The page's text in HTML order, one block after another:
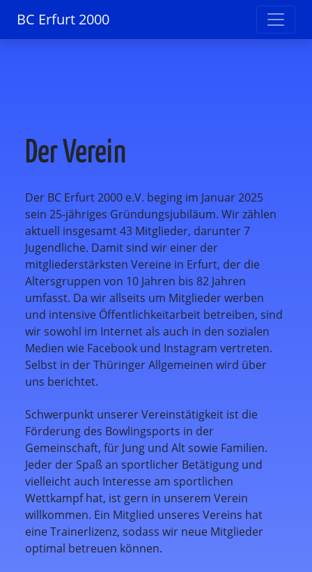
BC Erfurt 2000
Der Verein
Der BC Erfurt 2000 e.V. beging im Januar 2025
sein 25-jähriges Gründungsjubiläum. Wir zählen
aktuell insgesamt 43 Mitglieder, darunter 7
Jugendliche. Damit sind wir einer der
mitgliederstärksten Vereine in Erfurt, der die
Altersgruppen von 10 Jahren bis 82 Jahren
umfasst. Da wir allseits um Mitglieder werben
und intensive Öffentlichkeitarbeit betreiben, sind
wir sowohl im Internet als auch in den sozialen
Medien wie Facebook und Instagram vertreten.
Selbst in der Thüringer Allgemeinen wird über
uns berichtet.
Schwerpunkt unserer Vereinstätigkeit ist die
Förderung des Bowlingsports in der
Gemeinschaft, für Jung und Alt sowie Familien.
Jeder der Spaß an sportlicher Betätigung und
vielleicht auch Interesse am sportlichen
Wettkampf hat, ist gern in unserem Verein
willkommen. Ein Mitglied unseres Vereins hat
eine Trainerlizenz, sodass wir neue Mitglieder
optimal betreuen können.